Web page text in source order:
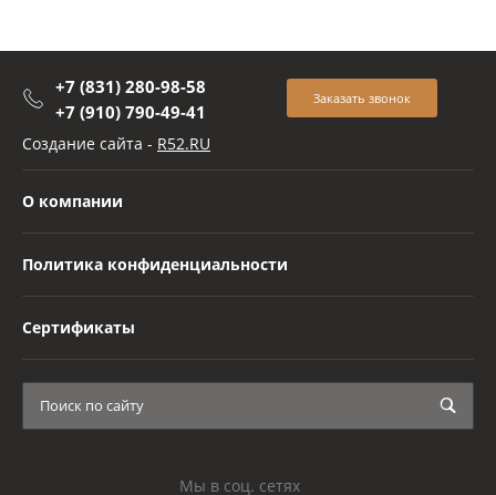
+7 (831) 280-98-58
+7 (910) 790-49-41
Заказать звонок
Создание сайта - R52.RU
О компании
Политика конфиденциальности
Сертификаты
Мы в соц. сетях